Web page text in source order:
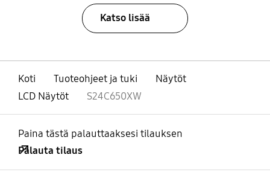
Katso lisää
Koti Tuoteohjeet ja tuki
Näytöt
LCD Näytöt
S24C650XW
Paina tästä palauttaaksesi tilauksen
Palauta tilaus